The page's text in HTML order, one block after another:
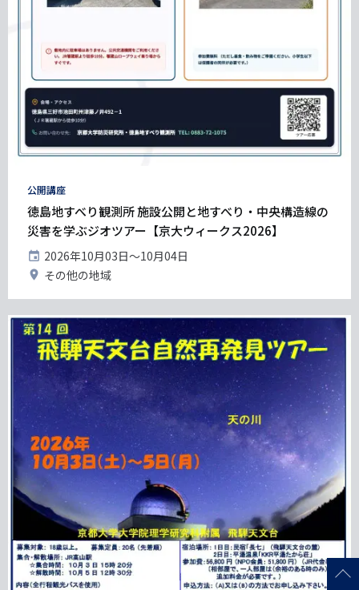
タ
グ
公開講座
徳島地すべり観測所 施設公開と地すべり・中央構造線の
災害を学ぶジオツアー【京大ウィークス2026】
開
催
日
2026年10月03日〜10月04日
開
地
その他の地域